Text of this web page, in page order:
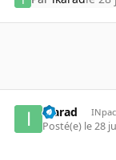
ikarad
Posté(e) le 28